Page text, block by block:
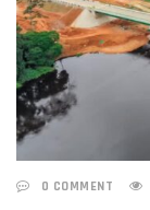
0 COMMENT